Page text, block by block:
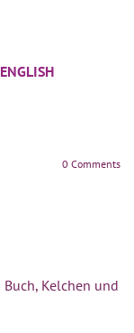
ENGLISH
0 Comments